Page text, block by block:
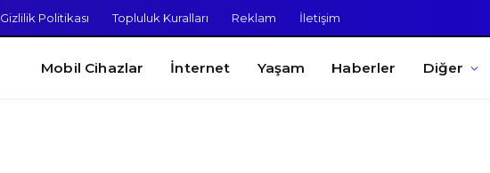
Gizlilik Politikası Topluluk Kuralları Reklam İletişim
Mobil Cihazlar İnternet Yaşam Haberler Diğer